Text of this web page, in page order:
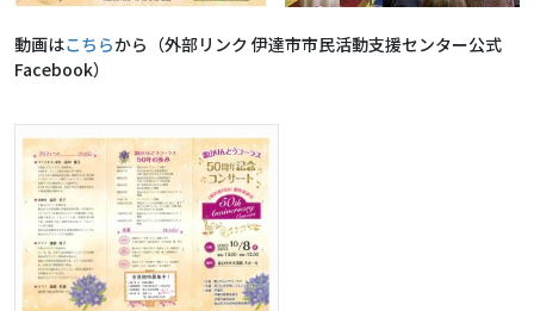
動画はこちらから（外部リンク 伊達市市民活動支援センター公式
Facebook）